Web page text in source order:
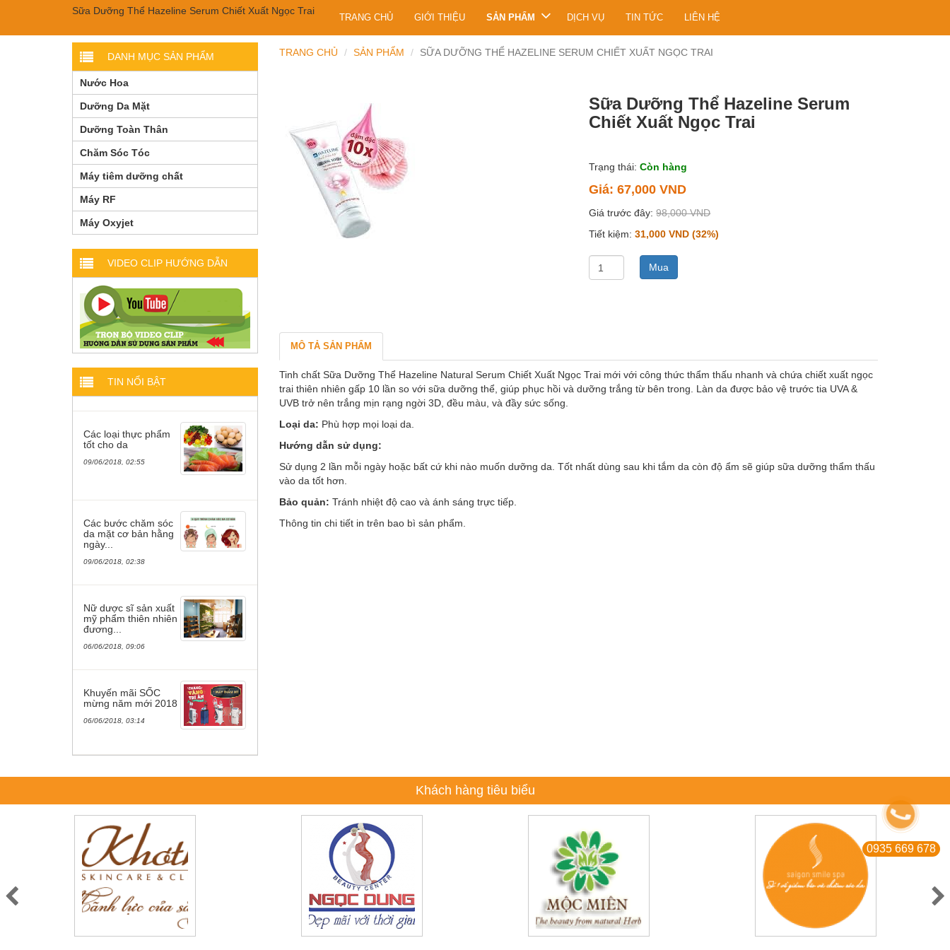
TRANG CHỦ GIỚI THIỆU SẢN PHẨM DỊCH VỤ TIN TỨC LIÊN HỆ
DANH MỤC SẢN PHẨM
Nước Hoa
Dưỡng Da Mặt
Dưỡng Toàn Thân
Chăm Sóc Tóc
Máy tiêm dưỡng chất
Máy RF
Máy Oxyjet
VIDEO CLIP HƯỚNG DẪN
TIN NỔI BẬT
Các loại thực phẩm
tốt cho da
09/06/2018, 02:55
Các bước chăm sóc
da mặt cơ bản hằng
ngày...
09/06/2018, 02:38
Nữ dược sĩ sản xuất
mỹ phẩm thiên nhiên
đương...
06/06/2018, 09:06
Khuyến mãi SỐC
mừng năm mới 2018
06/06/2018, 03:14
TRANG CHỦ SẢN PHẨM SỮA DƯỠNG THỂ HAZELINE SERUM CHIẾT XUẤT NGỌC TRAI
Sữa Dưỡng Thể Hazeline Serum
Chiết Xuất Ngọc Trai
Trạng thái: Còn hàng
Giá: 67,000 VND
Giá trước đây: 98,000 VND
Tiết kiệm: 31,000 VND (32%)
MÔ TẢ SẢN PHẨM
Tinh chất Sữa Dưỡng Thể Hazeline Natural Serum Chiết Xuất Ngọc Trai mới với công thức thẩm thấu nhanh và chứa chiết xuất ngọc
trai thiên nhiên gấp 10 lần so với sữa dưỡng thể, giúp phục hồi và dưỡng trắng từ bên trong. Làn da được bảo vệ trước tia UVA &
UVB trở nên trắng mịn rạng ngời 3D, đều màu, và đầy sức sống.
Loại da: Phù hợp mọi loại da.
Hướng dẫn sử dụng:
Sử dụng 2 lần mỗi ngày hoặc bất cứ khi nào muốn dưỡng da. Tốt nhất dùng sau khi tắm da còn độ ẩm sẽ giúp sữa dưỡng thẩm thấu
vào da tốt hơn.
Bảo quản: Tránh nhiệt độ cao và ánh sáng trực tiếp.
Thông tin chi tiết in trên bao bì sản phẩm.
Khách hàng tiêu biểu
0935 669 678